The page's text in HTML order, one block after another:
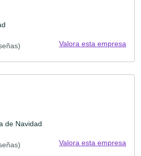
Valora esta empresa
de Navidad
Valora esta empresa